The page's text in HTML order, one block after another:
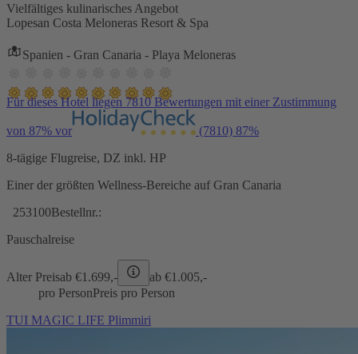
Vielfältiges kulinarisches Angebot
Lopesan Costa Meloneras Resort & Spa
Spanien - Gran Canaria - Playa Meloneras
Für dieses Hotel liegen 7810 Bewertungen mit einer Zustimmung
von 87% vor (7810) 87%
8-tägige Flugreise, DZ inkl. HP
Einer der größten Wellness-Bereiche auf Gran Canaria
253100Bestellnr.:
Pauschalreise
Alter Preisab €1.699,- ab €1.005,-
pro PersonPreis pro Person
TUI MAGIC LIFE Plimmiri